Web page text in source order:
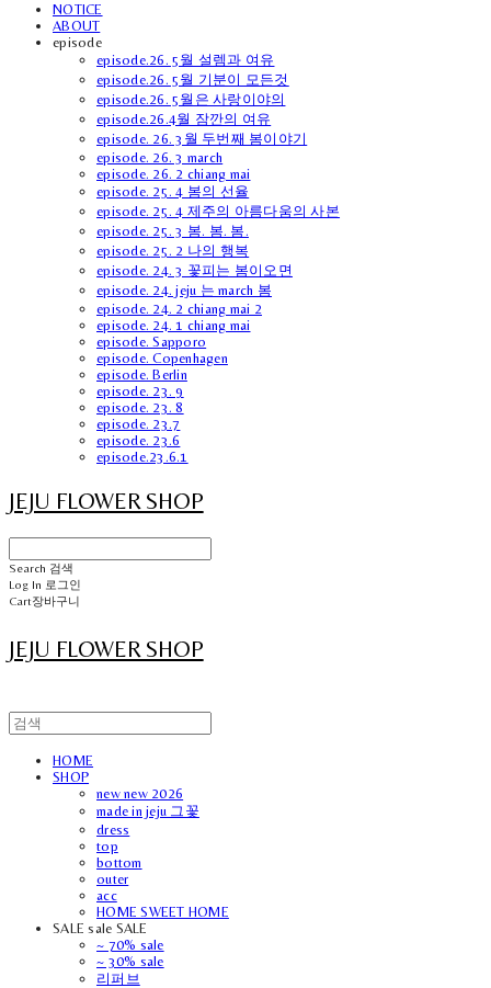
NOTICE
ABOUT
episode
episode.26. 5월 설렘과 여유
episode.26. 5월 기분이 모든것
episode.26. 5월은 사랑이야의
episode.26.4월 잠깐의 여유
episode. 26. 3월 두번째 봄이야기
episode. 26. 3 march
episode. 26. 2 chiang mai
episode. 25. 4 봄의 선율
episode. 25. 4 제주의 아름다움의 사본
episode. 25. 3 봄. 봄. 봄.
episode. 25. 2 나의 행복
episode. 24. 3 꽃피는 봄이오면
episode. 24. jeju 는 march 봄
episode. 24. 2 chiang mai 2
episode. 24. 1 chiang mai
episode. Sapporo
episode. Copenhagen
episode. Berlin
episode. 23. 9
episode. 23. 8
episode. 23.7
episode. 23.6
episode.23.6.1
JEJU FLOWER SHOP
Search 검색
Log In 로그인
Cart장바구니
JEJU FLOWER SHOP
HOME
SHOP
new new 2026
made in jeju 그꽃
dress
top
bottom
outer
acc
HOME SWEET HOME
SALE sale SALE
~ 70% sale
~ 30% sale
리퍼브